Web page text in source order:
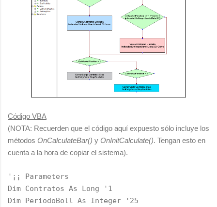
Código VBA
(NOTA: Recuerden que el código aquí expuesto sólo incluye los
métodos OnCalculateBar() y OnInitCalculate(). Tengan esto en
cuenta a la hora de copiar el sistema).
'¡¡ Parameters
Dim Contratos As Long '1
Dim PeriodoBoll As Integer '25